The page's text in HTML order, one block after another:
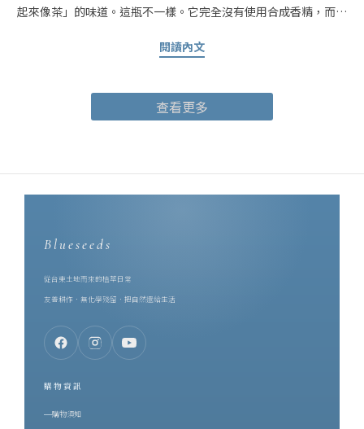
起來像茶」的味道。這瓶不一樣。它完全沒有使用合成香精，而是
周章燒水泡茶，就能把醇厚的茶香帶在身邊。真正把台東鹿野那片
合作的起點，是同樣的堅持。芙彤園創辦人兼執行長詹茹惠
（Stephanie），科技業出身，卻在 2016 年轉身投入香草產業，遠
調香這件事教給了一誠 —— 她是一誠的啟蒙老師。而在同一片土地
上，博雅齋深耕紅烏龍近四十年。一個專注於香草種植與精油調
上。對土地的態度既然一致，剩下的就是把兩種手藝放在一起 ——
紅烏龍茶葉，製作成香水。一、為什麼是紅烏龍？先認識這支台灣
特色茶要理解這瓶紅烏龍茶香水，得先理解紅烏龍。紅烏龍是誕生
酵程度，再經中度焙火。因此它同時擁有兩種性格：烏龍的花香底
蘊，與紅茶般的醇厚甘甜。茶湯呈琥珀橙紅，像典藏過的白蘭地。
製的天然蜜香。這份蜜韻不是加工添加，而是茶樹與昆蟲、與整座
閱讀內文
查看更多
Blueseeds
從台東土地而來的植萃日常
友善耕作．無化學殘留．把自然還給生活
購物資訊
購物須知